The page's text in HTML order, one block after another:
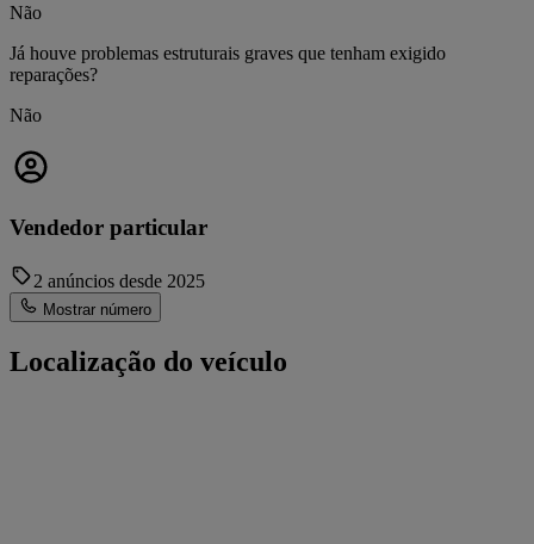
Não
Já houve problemas estruturais graves que tenham exigido
reparações?
Não
Vendedor particular
2 anúncios desde 2025
Mostrar número
Localização do veículo